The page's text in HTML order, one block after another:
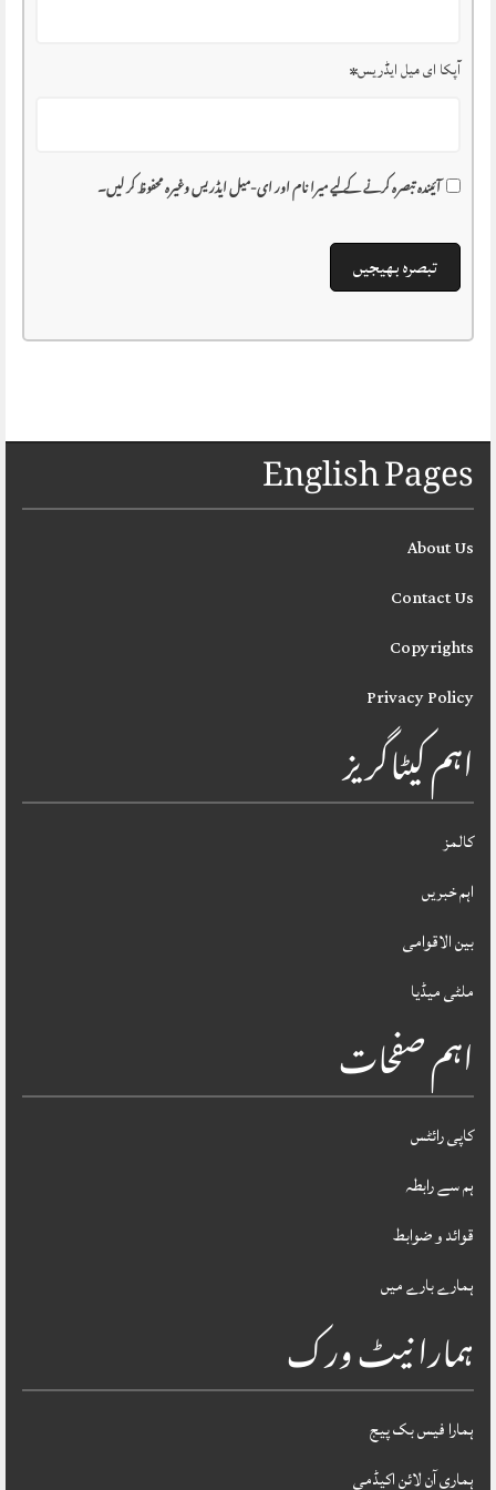
آپکا ای میل ایڈریس*
آئیندہ تبصرہ کرنے کے لیے میرا نام اور ای-میل ایڈریس وغیرہ محفوظ کر لیں۔
English Pages
About Us
Contact Us
Copyrights
Privacy Policy
اہم کیٹاگریز
کالمز
اہم خبریں
بین الاقوامی
ملٹی میڈیا
اہم صفحات
کاپی رائٹس
ہم سے رابطہ
قوائد و ضوابط
ہمارے بارے میں
ہمارا نیٹ ورک
ہمارا فیس بک پیج
ہماری آن لائن اکیڈمی